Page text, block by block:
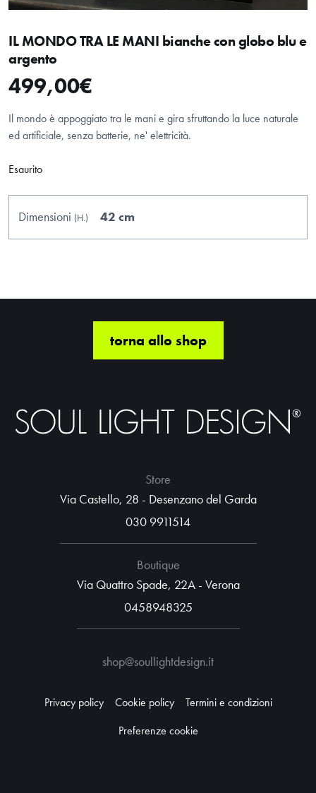
HOME
IL MONDO TRA LE MANI bianche con globo blu e
argento
499,00€
Il mondo è appoggiato tra le mani e gira sfruttando la luce naturale
ed artificiale, senza batterie, ne' elettricità.
Esaurito
Dimensioni (H. ) 42 cm
torna allo shop
Store
Via Castello, 28 - Desenzano del Garda
030 9911514
Boutique
Via Quattro Spade, 22A - Verona
0458948325
shop@soullightdesign.it
Privacy policy Cookie policy
Termini e condizioni
Preferenze cookie